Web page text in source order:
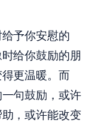
予你安慰的
给你鼓励的朋
更温暖。而
句鼓励，或许
，或许能改变